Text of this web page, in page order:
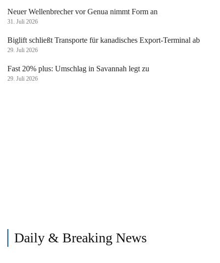
Neuer Wellenbrecher vor Genua nimmt Form an
31. Juli 2026
Biglift schließt Transporte für kanadisches Export-Terminal ab
29. Juli 2026
Fast 20% plus: Umschlag in Savannah legt zu
29. Juli 2026
Daily & Breaking News